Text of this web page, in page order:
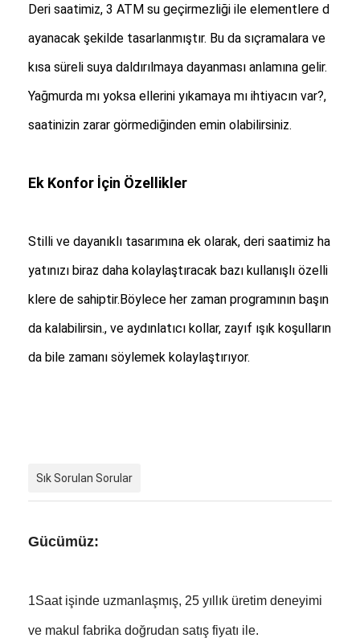
Deri saatimiz, 3 ATM su geçirmezliği ile elementlere d
ayanacak şekilde tasarlanmıştır. Bu da sıçramalara ve
kısa süreli suya daldırılmaya dayanması anlamına gelir.
Yağmurda mı yoksa ellerini yıkamaya mı ihtiyacın var?,
saatinizin zarar görmediğinden emin olabilirsiniz.
Ek Konfor İçin Özellikler
Stilli ve dayanıklı tasarımına ek olarak, deri saatimiz ha
yatınızı biraz daha kolaylaştıracak bazı kullanışlı özelli
klere de sahiptir.Böylece her zaman programının başın
da kalabilirsin., ve aydınlatıcı kollar, zayıf ışık koşulların
da bile zamanı söylemek kolaylaştırıyor.
Sık Sorulan Sorular
Gücümüz:
1Saat işinde uzmanlaşmış, 25 yıllık üretim deneyimi
ve makul fabrika doğrudan satış fiyatı ile.